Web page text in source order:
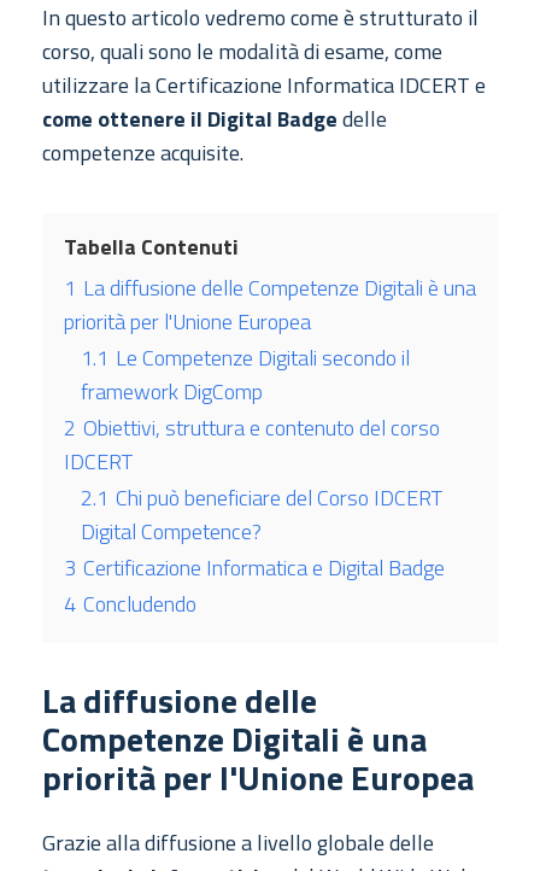
In questo articolo vedremo come è strutturato il
corso, quali sono le modalità di esame, come
utilizzare la Certificazione Informatica IDCERT e
come ottenere il Digital Badgedelle
competenze acquisite.
Tabella Contenuti
1 La diffusione delle Competenze Digitali è una
priorità per l'Unione Europea
1.1 Le Competenze Digitali secondo il
framework DigComp
2 Obiettivi, struttura e contenuto del corso
IDCERT
2.1 Chi può beneficiare del Corso IDCERT
Digital Competence?
3 Certificazione Informatica e Digital Badge
4 Concludendo
La diffusione delle
Competenze Digitali è una
priorità per l'Unione Europea
Grazie alla diffusione a livello globale delle